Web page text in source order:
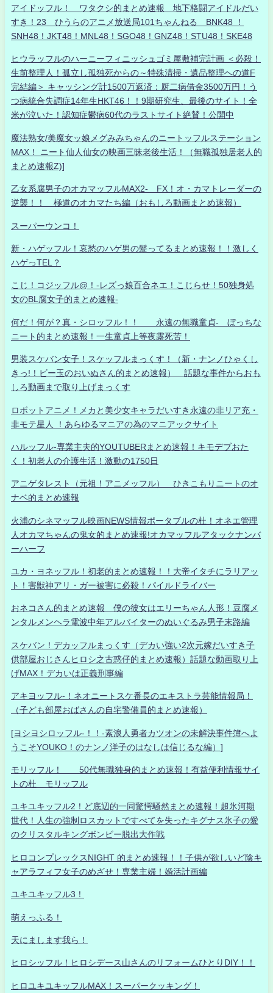
アイドッフル！ ワタクシ的まとめ速報 地下格闘アイドルだい
すき！23 ひうらのアニメ放送局101ちゃんねる BNK48 ！
SNH48！JKT48！MNL48！SGO48！GNZ48！STU48！SKE48
ヒウラッフルのハーニーフィニッシュゴミ屋敷補完計画 ＜必殺！
生前整理人！孤立し孤独死からの～特殊清掃・遺品整理への道F
完結編＞ キャッシング計1500万返済：厨二病借金3500万円！う
つ病統合失調症14年生HKT46！！9期研究生、最後のサイト！全
米が泣いた！認知症鬱病60代のラストサイト絶賛！公開中
魔法熟女/美魔女ッ娘メグみみちゃんのニートッフルステーション
MAX！ ニート仙人仙女の映画三昧老後生活！（無職孤独居老人的
まとめ速報Z)]
乙女系腐男子のオカマッフルMAX2- FX！オ・カマトレーダーの
逆襲！！ 極道のオカマたち編（おもしろ動画まとめ速報）
スーパーウンコ！
新・ハゲッフル！哀愁のハゲ男の髪ってるまとめ速報！！激しく
ハゲっTEL？
こじ！コジッフル@！-レズっ娘百合ネエ！こじらせ！50独身処
女のBL腐女子的まとめ速報-
何だ！何が？真・シロッフル！！ 永遠の無職童貞- ぼっちな
ニート的まとめ速報！一生童貞上等夜露死苦！
男装スケバン女子！スケッフルまっくす！（新・ナンノひゃくし
きっ!！ビー玉のおいぬさん的まとめ速報） 話題な事件からおも
しろ動画まで取り上げまっくす
ロボットアニメ！メカと美少女キャラだいすき永遠の非リア充・
非モテ星人 ！あらゆるマニアの為のマニアックサイト
ハルッフル-専業主夫的YOUTUBERまとめ速報！キモデブおた
く！初老人の介護生活！激動の1750日
アニゲタレスト（元祖！アニメッフル） ひきこもりニートのオ
ナベ的まとめ速報
火浦のシネマッフル映画NEWS情報ポータブルの杜！オネエ管理
人オカマちゃんの鬼女的まとめ速報!オカマッフルアタックナンバ
ーハーフ
ユカ・ヨネッフル！初老的まとめ速報！！大帝イタチにラリアッ
ト！害獣神アリ・ガー被害に必殺！パイルドライバー
おネコさん的まとめ速報 僕の彼女はエリーちゃん人形！豆腐メ
ンタルメンヘラ電波中年アルバイターのぬいぐるみ男子末路編
スケバン！デカッフルまっくす（デカい強い2次元嫁だいすき子
供部屋おじさんヒロシ之古惑仔的まとめ速報）話題な動画取り上
げMAX！デカいは正義刑事編
アキヨッフル-！ネオニートスケ番長のエキストラ芸能情報局！
（子ども部屋おばさんの自宅警備員的まとめ速報）
[ヨシヨシロッフル-！！-素浪人勇者カツオンの未解決事件簿へよ
うこそYOUKO！のナンノ洋子のはなしは信じるな編）]
モリッフル！ 50代無職独身的まとめ速報！有益便利情報サイ
トの杜 モリッフル
ユキユキッフル2！ど底辺的一同驚愕騒然まとめ速報！超氷河期
世代！人生の強制ロスカットですべてを失ったキグナス氷子の愛
のクリスタルキングボンビー脱出大作戦
ヒロコンプレックスNIGHT 的まとめ速報！！子供が欲しいど陰キ
ャアラフィフ女子のめざせ！専業主婦！婚活計画編
ユキユキッフル3！
萌えっふる！
天にまします我ら！
ヒロシッフル！ヒロシデース山さんのリフォームひとりDIY！！
ヒロユキユキッフルMAX！スーパークッキング！